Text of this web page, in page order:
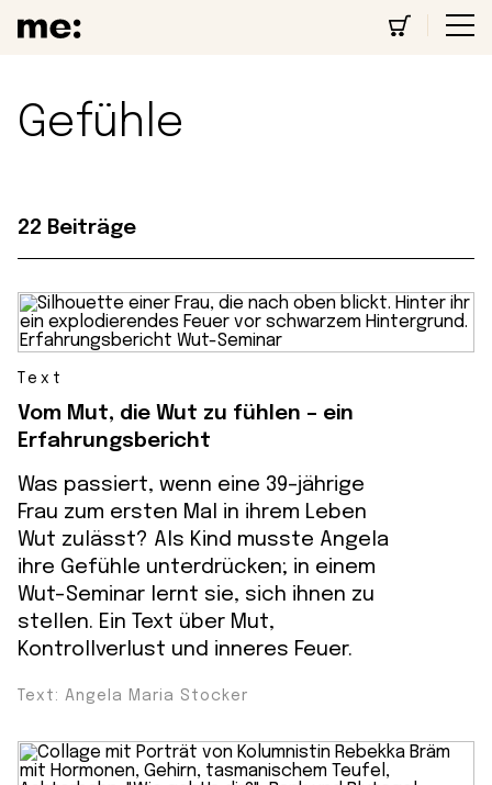
Gefühle
22 Beiträge
Text
Vom Mut, die Wut zu fühlen – ein
Erfahrungsbericht
Was passiert, wenn eine 39-jährige
Frau zum ersten Mal in ihrem Leben
Wut zulässt? Als Kind musste Angela
ihre Gefühle unterdrücken; in einem
Wut-Seminar lernt sie, sich ihnen zu
stellen. Ein Text über Mut,
Kontrollverlust und inneres Feuer.
Text: Angela Maria Stocker